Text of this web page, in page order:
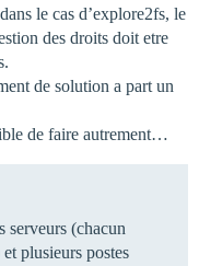
le cas d’explore2fs, le
des droits doit etre
de solution a part un
de faire autrement…
serveurs (chacun
plusieurs postes